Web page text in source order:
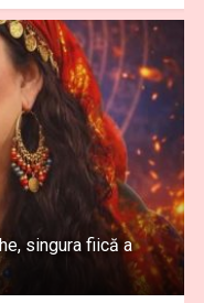
singura fiică a